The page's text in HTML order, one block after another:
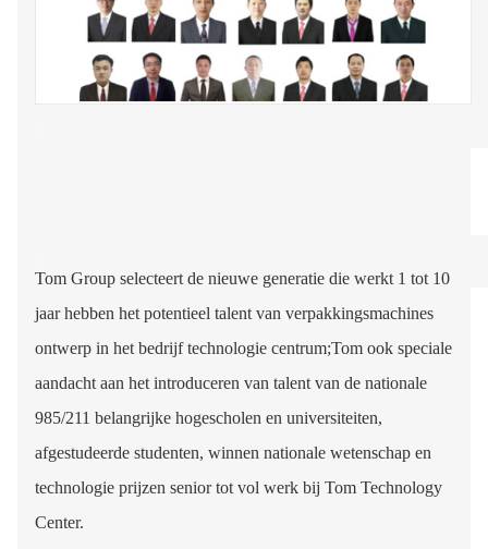
Tom Group selecteert de nieuwe generatie die werkt 1 tot 10
jaar hebben het potentieel talent van verpakkingsmachines
ontwerp in het bedrijf technologie centrum;Tom ook speciale
aandacht aan het introduceren van talent van de nationale
985/211 belangrijke hogescholen en universiteiten,
afgestudeerde studenten, winnen nationale wetenschap en
technologie prijzen senior tot vol werk bij Tom Technology
Center.